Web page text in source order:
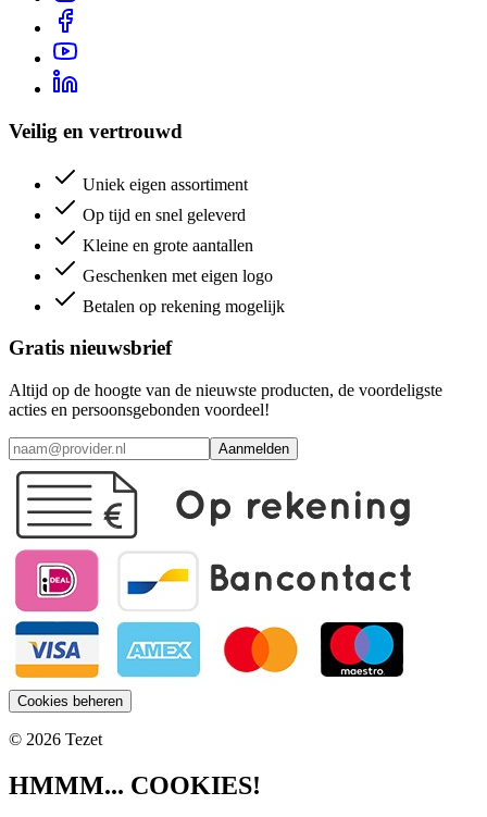
Veilig en vertrouwd
Uniek eigen assortiment
Op tijd en snel geleverd
Kleine en grote aantallen
Geschenken met eigen logo
Betalen op rekening mogelijk
Gratis nieuwsbrief
Altijd op de hoogte van de nieuwste producten, de voordeligste
acties en persoonsgebonden voordeel!
Aanmelden
Cookies beheren
© 2026 Tezet
HMMM... COOKIES!